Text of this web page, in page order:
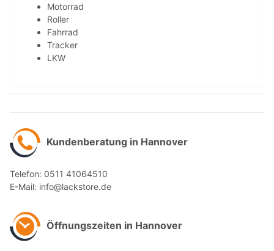
Motorrad
Roller
Fahrrad
Tracker
LKW
Kundenberatung in Hannover
Telefon: 0511 41064510
E-Mail: info@lackstore.de
Öffnungszeiten in Hannover